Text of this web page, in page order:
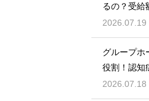
るの？受給
ミング
2026.07.19
グループホ
役割！認知
な力
2026.07.18